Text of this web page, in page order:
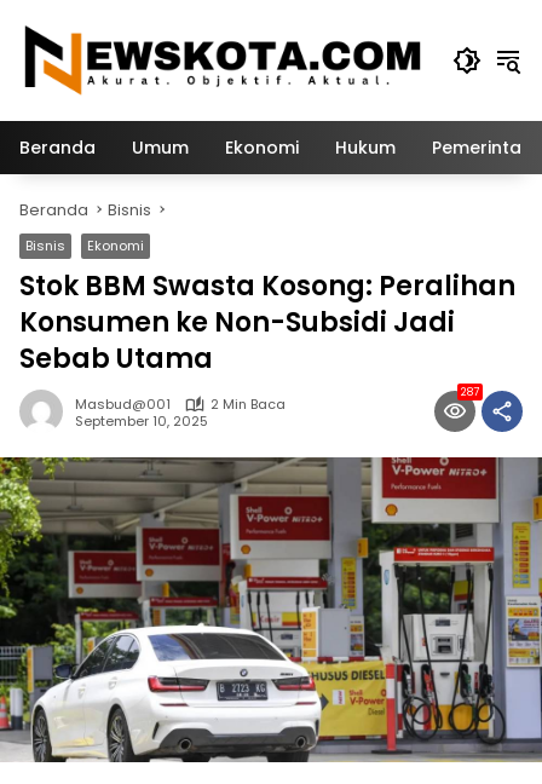
konten
Beranda Umum Ekonomi Hukum
Beranda Bisnis
Bisnis Ekonomi
Stok BBM Swasta Kosong: Peralihan
Konsumen ke Non-Subsidi Jadi
Sebab Utama
Masbud@001
2 Min Baca
September 10, 2025
287